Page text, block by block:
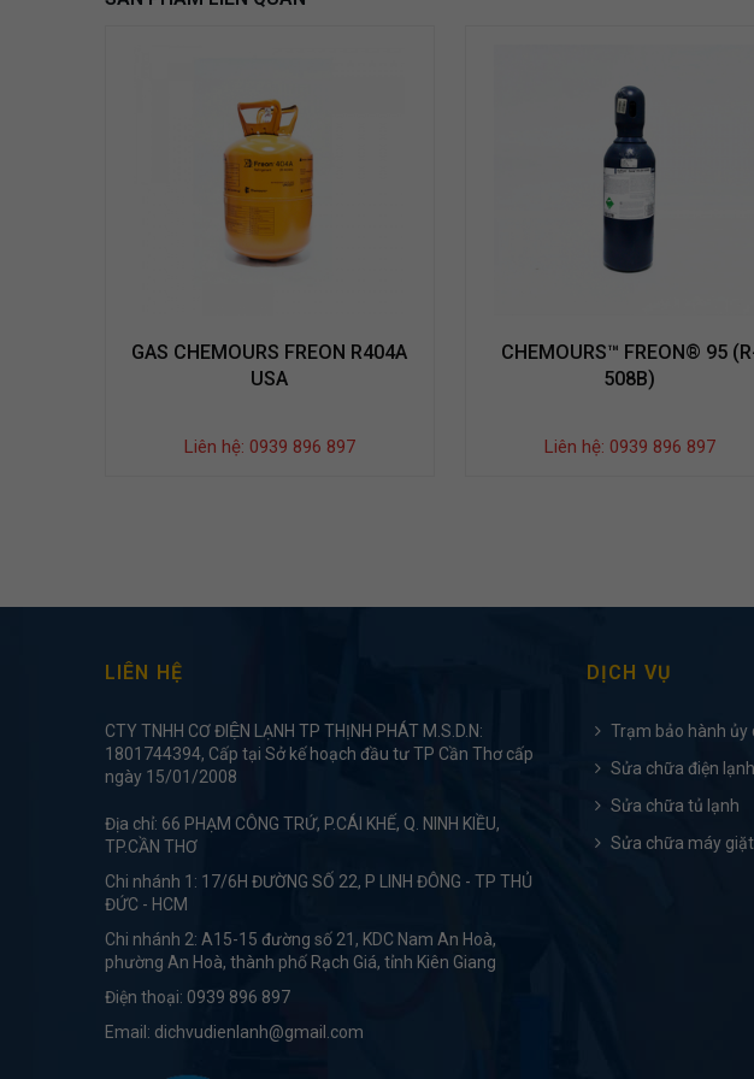
GAS CHEMOURS FREON R404A
USA
Liên hệ: 0939 896 897
CHEMOURS™ FREON® 95
508B)
Liên hệ: 0939 896 897
LIÊN HỆ
CTY TNHH CƠ ĐIỆN LẠNH TP THỊNH PHÁT M.S.D.N:
1801744394, Cấp tại Sở kế hoạch đầu tư TP Cần Thơ cấp
ngày 15/01/2008
Địa chỉ: 66 PHẠM CÔNG TRỨ, P.CÁI KHẾ, Q. NINH KIỀU,
TP.CẦN THƠ
Chi nhánh 1: 17/6H ĐƯỜNG SỐ 22, P LINH ĐÔNG - TP THỦ
ĐỨC - HCM
Chi nhánh 2: A15-15 đường số 21, KDC Nam An Hoà,
phường An Hoà, thành phố Rạch Giá, tỉnh Kiên Giang
Điện thoại: 0939 896 897
Email: dichvudienlanh@gmail.com
DỊCH VỤ
Trạm bảo hành ủy
Sửa chữa điện lạnh
Sửa chữa tủ lạnh
Sửa chữa máy giặt